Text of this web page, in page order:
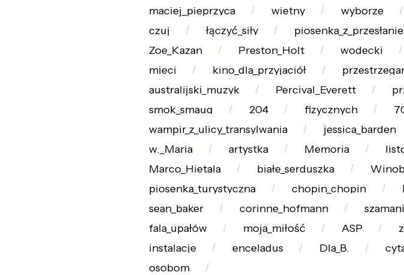
maciej_pieprzyca
wietny wyborze
czuj
łączyć_siły
Zoe_Kazan
Preston_Holt wodecki
mieci
kino_dla_przyjaciół
australijski_muzyk
Percival_Everett
smok_smaug
204 fizycznych
wampir_z_ulicy_transylwania
jessica_barden
w._Maria
artystka Memoria
Marco_Hietala
białe_serduszka
piosenka_turystyczna
chopin_chopin
sean_baker
corinne_hofmann szamani
fala_upałów
moja_miłość ASP
instalacje
enceladus Dla_B.
osobom